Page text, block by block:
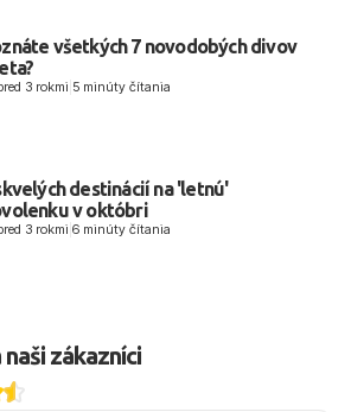
všetkých 7 novodobých divov
3 rokmi 5 minúty čítania
destinácií na 'letnú'
v októbri
3 rokmi 6 minúty čítania
zákazníci